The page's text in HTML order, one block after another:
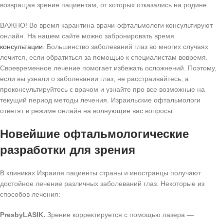
возвращая зрение пациентам, от которых отказались на родине.
ВАЖНО! Во время карантина врачи-офтальмологи консультируют
онлайн. На нашем сайте можно забронировать время
консультации . Большинство заболеваний глаз во многих случаях
лечится, если обратиться за помощью к специалистам вовремя.
Своевременное лечение помогает избежать осложнений. Поэтому,
если вы узнали о заболевании глаз, не расстраивайтесь, а
проконсультируйтесь с врачом и узнайте про все возможные на
текущий период методы лечения. Израильские офтальмологи
ответят в режиме онлайн на волнующие вас вопросы.
Новейшие офтальмологические
разработки для зрения
В клиниках Израиля пациенты страны и иностранцы получают
достойное лечение различных заболеваний глаз. Некоторые из
способов лечения:
PresbyLASIK. Зрение корректируется с помощью лазера —